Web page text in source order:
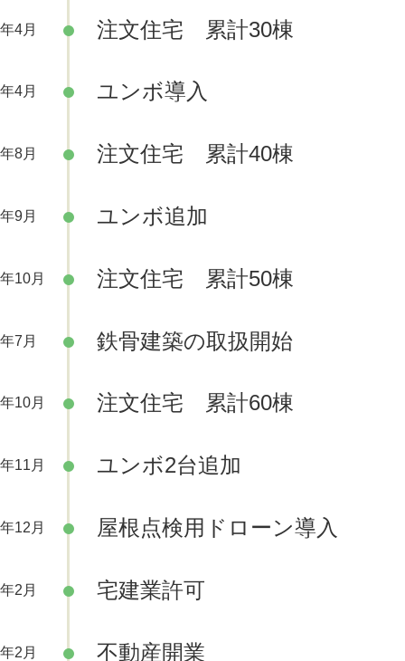
4月 注文住宅 累計30棟
4月 ユンボ導入
8月 注文住宅 累計40棟
9月 ユンボ追加
10月 注文住宅 累計50棟
7月 鉄骨建築の取扱開始
10月 注文住宅 累計60棟
11月 ユンボ2台追加
12月 屋根点検用ドローン導入
2月 宅建業許可
2月 不動産開業